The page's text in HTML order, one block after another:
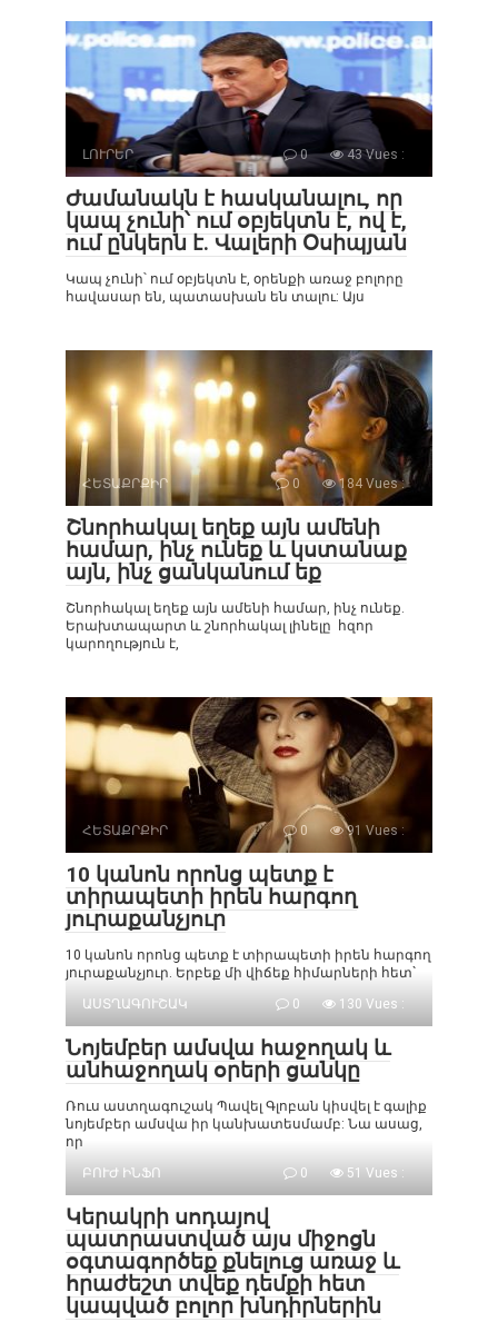
ԼՈՒՐԵՐ 0 43 Vues :
Ժամանակն է հասկանալու, որ
կապ չունի՝ ում օբյեկտն է, ով է,
ում ընկերն է. Վալերի Օսիպյան
Կապ չունի՝ ում օբյեկտն է, օրենքի առաջ բոլորը
հավասար են, պատասխան են տալու: Այս
ՀԵՏԱՔՐՔԻՐ 0 184 Vues :
Շնորհակալ եղեք այն ամենի
համար, ինչ ունեք և կստանաք
այն, ինչ ցանկանում եք
Շնորհակալ եղեք այն ամենի համար, ինչ ունեք.
Երախտապարտ և շնորհակալ լինելը հզոր
կարողություն է,
ՀԵՏԱՔՐՔԻՐ 0 91 Vues :
10 կանոն որոնց պետք է
տիրապետի իրեն հարգող
յուրաքանչյուր
10 կանոն որոնց պետք է տիրապետի իրեն հարգող
յուրաքանչյուր. Երբեք մի վիճեք հիմարների հետ`
ԱՍՏՂԱԳՈՒՇԱԿ
0 130 Vues :
Նոյեմբեր ամսվա հաջողակ և
անհաջողակ օրերի ցանկը
Ռուս աստղագուշակ Պավել Գլոբան կիսվել է գալիք
նոյեմբեր ամսվա իր կանխատեսմամբ: Նա ասաց,
որ
ԲՈՒԺ ԻՆՖՈ
0 51 Vues :
Կերակրի սոդայով
պատրաստված այս միջոցն
օգտագործեք քնելուց առաջ և
հրաժեշտ տվեք դեմքի հետ
կապված բոլոր խնդիրներին